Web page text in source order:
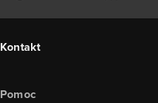
Kontakt
Pomoc